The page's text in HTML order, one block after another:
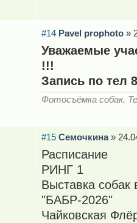
#14 Pavel prophoto»
Уважаемые
!!!
Запись по тел
Фотосъёмка собак.
#15 Семочкина»
Расписание
РИНГ 1
Выставка собак
"БАБР-2026"
Чайковская